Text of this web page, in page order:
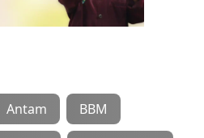
Antam BBM